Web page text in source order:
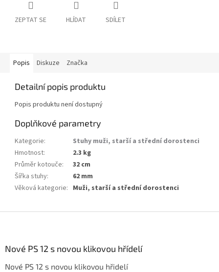
ZEPTAT SE HLÍDAT SDÍLET
Popis Diskuze Značka
Detailní popis produktu
Popis produktu není dostupný
Doplňkové parametry
Kategorie:
Stuhy muži, starší a střední dorostenci
Hmotnost:
2.3 kg
Průměr kotouče:
32 cm
Šířka stuhy:
62 mm
Věková kategorie: Muži, starší a střední dorostenci
Nové PS 12 s novou klikovou hřídelí
Nové PS 12 s novou klikovou hřidelí